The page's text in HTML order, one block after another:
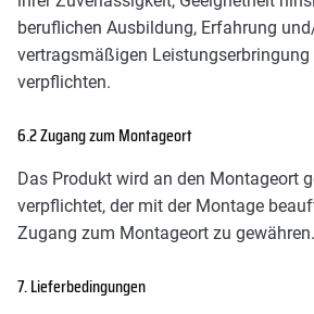
beruflichen Ausbildung, Erfahrung
vertragsmäßigen
verpflichten.
6.2 Zugang zum Montageort
Das Produkt wird an den Montageort
verpflichtet, der mit der Montage
Zugang zum Montageort zu gewähren.
7. Lieferbedingungen